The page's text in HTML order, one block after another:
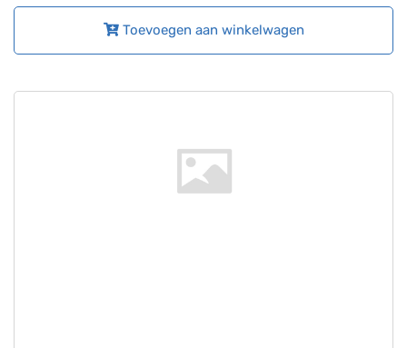
Toevoegen aan winkelwagen